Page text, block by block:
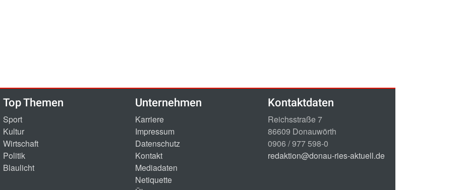
Top Themen
Sport
Kultur
Wirtschaft
Politik
Blaulicht
Unternehmen
Karriere
Impressum
Datenschutz
Kontakt
Mediadaten
Netiquette
Kontaktdaten
Reichsstraße 7
86609 Donauwörth
0906 / 977 598-0
redaktion@donau-ries-aktuell.de